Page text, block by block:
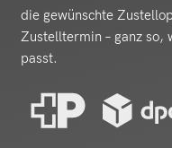
die gewünschte
Zustelltermin – ganz so,
passt.